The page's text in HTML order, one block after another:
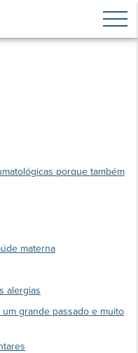
porque também
materna
alergias
grande passado e muito